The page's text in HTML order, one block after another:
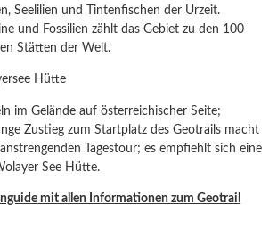
Seelilien und Tintenfischen der Urzeit.
und Fossilien zählt das Gebiet zu den 100
Stätten der Welt.
Hütte
im Gelände auf österreichischer Seite;
Zustieg zum Startplatz des Geotrails macht
Tagestour; es empfiehlt sich eine
See Hütte.
mit allen Informationen zum Geotrail